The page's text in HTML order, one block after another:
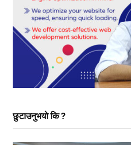
छुटाउनुभयो कि ?